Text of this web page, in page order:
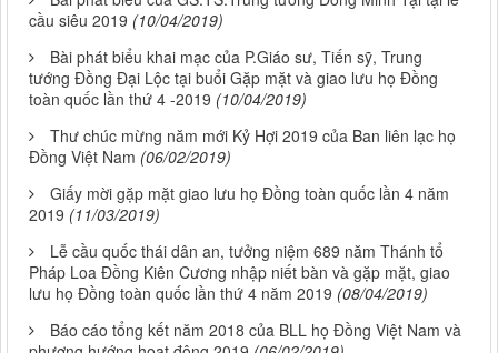
cầu siêu 2019 (10/04/2019)
Bài phát biểu khai mạc của P.Giáo sư, Tiến sỹ, Trung
tướng Đồng Đại Lộc tại buổi Gặp mặt và giao lưu họ Đồng
toàn quốc lần thứ 4 -2019 (10/04/2019)
Thư chúc mừng năm mới Kỷ Hợi 2019 của Ban liên lạc họ
Đồng Việt Nam (06/02/2019)
Giấy mời gặp mặt giao lưu họ Đồng toàn quốc lần 4 năm
2019 (11/03/2019)
Lễ cầu quốc thái dân an, tưởng niệm 689 năm Thánh tổ
Pháp Loa Đồng Kiên Cương nhập niết bàn và gặp mặt, giao
lưu họ Đồng toàn quốc lần thứ 4 năm 2019 (08/04/2019)
Báo cáo tổng kết năm 2018 của BLL họ Đồng Việt Nam và